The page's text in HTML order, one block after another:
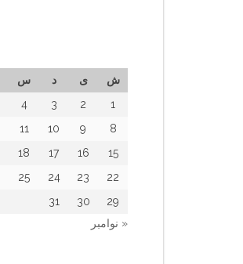
ش ی د س
1
2
3
4
8
9
10
11
15
16
17
18
22
23
24
25
29
30
31
« نوامبر